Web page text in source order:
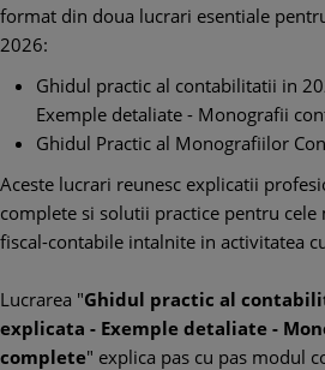
format din doua lucrari esentiale
2026:
Ghidul practic al contabilitatii in
Exemple detaliate - Monografii
Ghidul Practic al Monografiilor
Aceste lucrari reunesc explicatii
complete si solutii practice pentru
fiscal-contabile intalnite in activitatea
Lucrarea "Ghidul practic al
explicata - Exemple detaliate -
complete" explica pas cu pas modul